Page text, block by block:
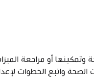
وتمكينها أو مراجعة
واتبع الخطوات